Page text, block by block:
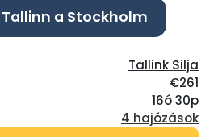
a Stockholm
Tallink Silja
€261
16ó 30p
4 hajózások